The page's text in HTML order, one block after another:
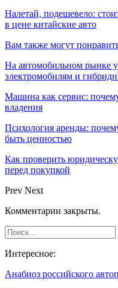
Налетай, подешевело:
в цене китайские авто
Вам также могут
На автомобильном рынке
электромобилям и
Машина как сервис:
владения
Психология аренды:
быть ценностью
Как проверить
перед покупкой
Prev Next
Комментарии закрыты.
Интересное:
Анабиоз российского